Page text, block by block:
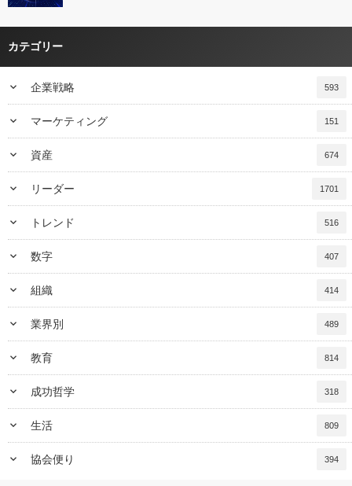
カテゴリー
keyboard_arrow_down 企業戦略 593
keyboard_arrow_down マーケティング 151
keyboard_arrow_down 資産 674
keyboard_arrow_down リーダー 1701
keyboard_arrow_down トレンド 516
keyboard_arrow_down 数字 407
keyboard_arrow_down 組織 414
keyboard_arrow_down 業界別 489
keyboard_arrow_down 教育 814
keyboard_arrow_down 成功哲学 318
keyboard_arrow_down 生活 809
keyboard_arrow_down 協会便り 394